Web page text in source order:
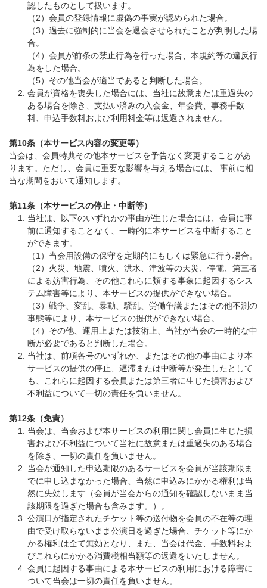
認したものとして扱います。
（2）会員の登録情報に虚偽の事実が認められた場合。
（3）過去に強制的に当会を退会させられたことが判明した場
合。
（4）会員が前条の禁止行為を行った場合、本規約等の違反行
為をした場合。
（5）その他当会が適当であると判断した場合。
会員が資格を喪失した場合には、当社に故意または重過失の
ある場合を除き、支払い済みの入会金、年会費、事務手数
料、申込手数料および利用料金等は返還されません。
第10条（本サービス内容の変更等）
当会は、会員特典その他本サービスを予告なく変更することがあ
ります。ただし、会員に重要な影響を与える場合には、 事前に相
当な期間をおいて通知します。
第11条（本サービスの停止・中断等）
当社は、以下のいずれかの事由が生じた場合には、会員に事
前に通知することなく、一時的に本サービスを中断すること
ができます。
（1）当会用設備の保守を定期的にもしくは緊急に行う場合。
（2）火災、地震、噴火、洪水、津波等の天災、停電、第三者
による妨害行為、その他これらに類する事象に起因するシス
テム障害等により、本サービスの提供ができない場合。
（3）戦争、変乱、暴動、騒乱、労働争議またはその他不測の
事態等により、本サービスの提供ができない場合。
（4）その他、運用上または技術上、当社が当会の一時的な中
断が必要であると判断した場合。
当社は、前項各号のいずれか、またはその他の事由により本
サービスの提供の停止、遅滞または中断等が発生したとして
も、これらに起因する会員または第三者に生じた損害および
不利益について一切の責任を負いません。
第12条（免責）
当会は、当会および本サービスの利用に関し会員に生じた損
害および不利益について当社に故意または重過失のある場合
を除き、一切の責任を負いません。
当会が通知した申込期限のあるサービスを会員が当該期限ま
でに申し込まなかった場合、当然に申込みにかかる権利は当
然に失効します（会員が当会からの通知を確認しないまま当
該期限を過ぎた場合も含みます。）。
公演日が指定されたチケット等の送付物を会員の不在等の理
由で受け取らないまま公演日を過ぎた場合、チケット等にか
かる権利は全て無効となり、また、当会は代金、手数料およ
びこれらにかかる消費税相当額等の返還をいたしません。
会員に起因する事由による本サービスの利用における障害に
ついて当会は一切の責任を負いません。